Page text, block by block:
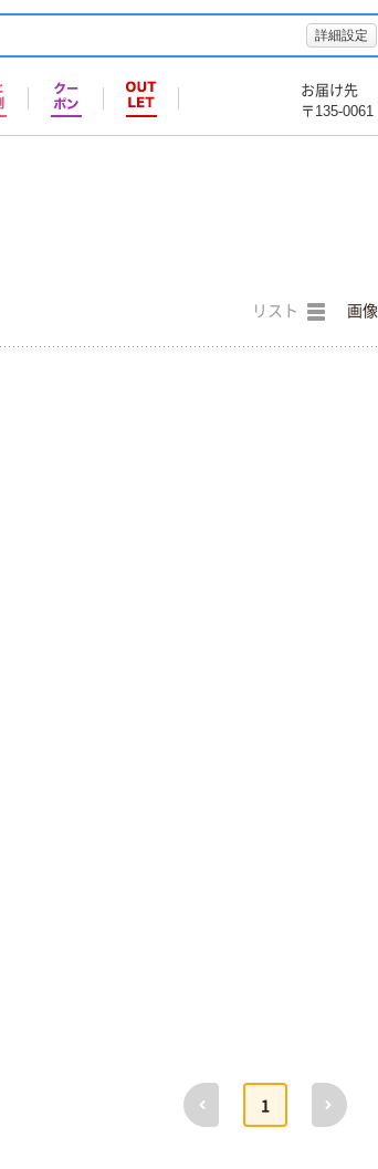
詳細設定
お届け先
〒135-0061
リスト 画像
前へ
1
次へ